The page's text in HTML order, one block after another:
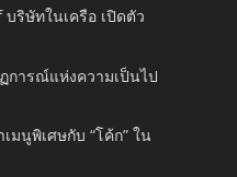
ริษัทในเครือ เปิดตัว
การณ์แห่งความเป็นไป
มนูพิเศษกับ “โค้ก” ใน